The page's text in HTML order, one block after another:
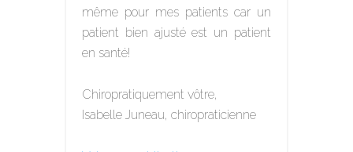
même pour mes patients car un
patient bien ajusté est un patient
en santé!
Chiropratiquement vôtre,
Isabelle Juneau, chiropraticienne